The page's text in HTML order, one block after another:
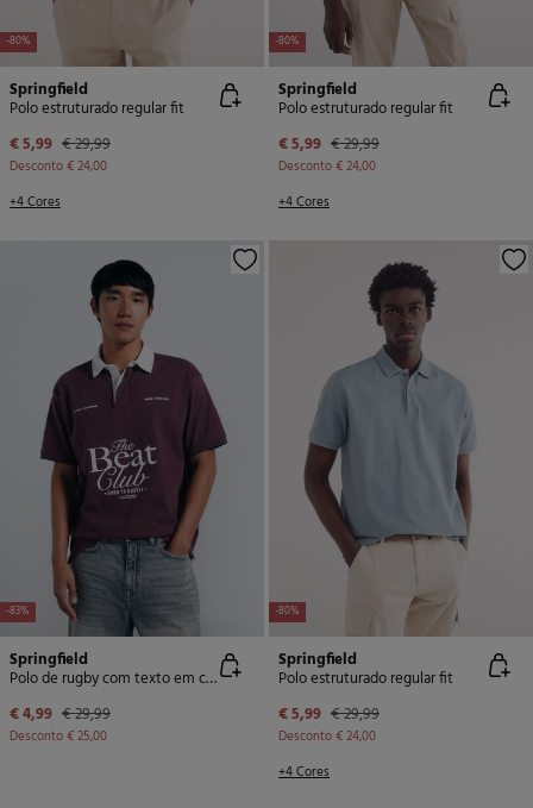
-80%
Springfield
Polo estruturado regular fit
€ 5,99 € 29,99
Desconto€ 24,00
+4 Cores
-80%
Springfield
Polo estruturado regular fit
€ 5,99 € 29,99
Desconto€ 24,00
+4 Cores
-83%
Springfield
Polo de rugby com texto em corte quadrado
€ 4,99 € 29,99
Desconto€ 25,00
-80%
Springfield
Polo estruturado regular fit
€ 5,99 € 29,99
Desconto€ 24,00
+4 Cores